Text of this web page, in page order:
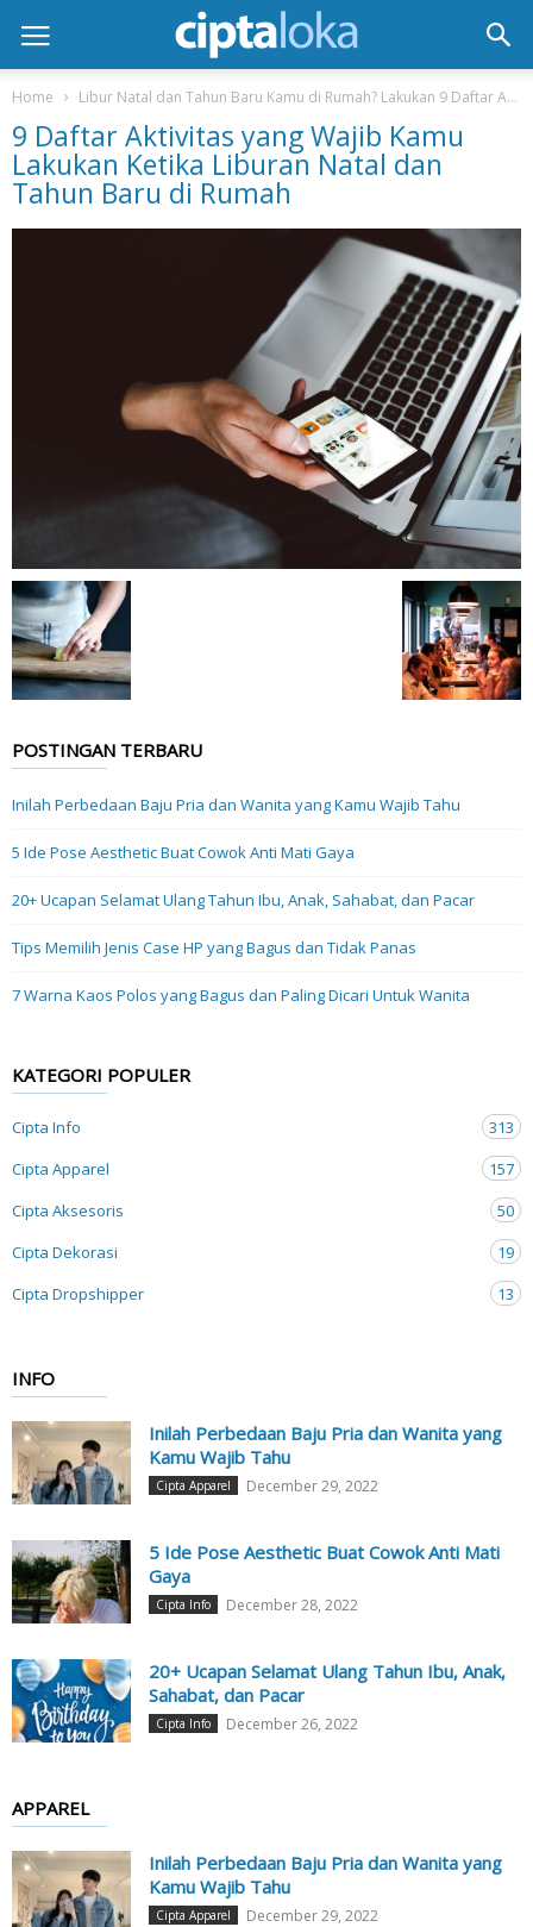
Home Libur Natal dan Tahun Baru Kamu di Rumah? Lakukan 9 Daftar Aktivitas “Staycation” Wajib Ini!
9 Daftar Aktivitas yang Wajib Kamu
Lakukan Ketika Liburan Natal dan
Tahun Baru di Rumah
POSTINGAN TERBARU
Inilah Perbedaan Baju Pria dan Wanita yang Kamu Wajib Tahu
5 Ide Pose Aesthetic Buat Cowok Anti Mati Gaya
20+ Ucapan Selamat Ulang Tahun Ibu, Anak, Sahabat, dan Pacar
Tips Memilih Jenis Case HP yang Bagus dan Tidak Panas
7 Warna Kaos Polos yang Bagus dan Paling Dicari Untuk Wanita
KATEGORI POPULER
Cipta Info
313
Cipta Apparel
157
Cipta Aksesoris
50
Cipta Dekorasi
19
Cipta Dropshipper
13
INFO
Inilah Perbedaan Baju Pria dan Wanita yang
Kamu Wajib Tahu
Cipta Apparel December 29, 2022
5 Ide Pose Aesthetic Buat Cowok Anti Mati
Gaya
Cipta Info December 28, 2022
20+ Ucapan Selamat Ulang Tahun Ibu, Anak,
Sahabat, dan Pacar
Cipta Info December 26, 2022
APPAREL
Inilah Perbedaan Baju Pria dan Wanita yang
Kamu Wajib Tahu
Cipta Apparel December 29, 2022